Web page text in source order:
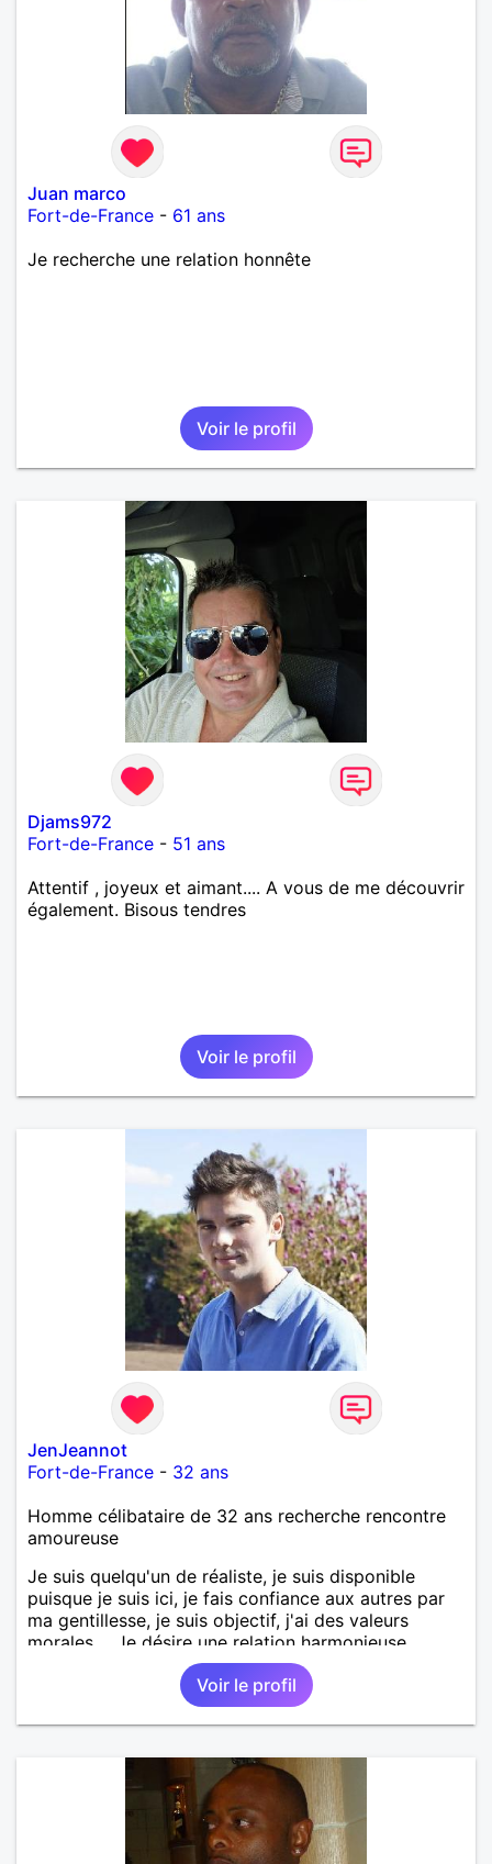
Juan marco
Fort-de-France - 61 ans
Je recherche une relation honnête
Voir le profil
Djams972
Fort-de-France - 51 ans
Attentif , joyeux et aimant.... A vous de me découvrir
également. Bisous tendres
Voir le profil
JenJeannot
Fort-de-France - 32 ans
Homme célibataire de 32 ans recherche rencontre
amoureuse
Je suis quelqu'un de réaliste, je suis disponible
puisque je suis ici, je fais confiance aux autres par
ma gentillesse, je suis objectif, j'ai des valeurs
morales,... Je désire une relation harmonieuse,
sereine, enrichissante, constructive. Une envie de
découverte de soi et de l'autre, un partage sans
prise de tête, une tolérance dans ce que nous
sommes.
Voir le profil